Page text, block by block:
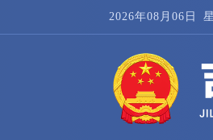
2026年08月06日